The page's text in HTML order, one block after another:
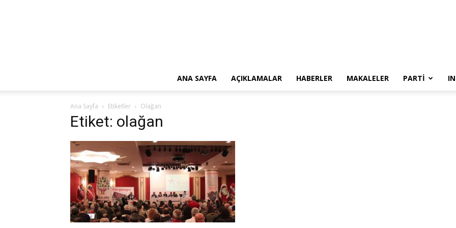
ANA SAYFA AÇIKLAMALAR HABERLER MAKALELER PARTI
Ana Sayfa Etiketler Olağan
Etiket: olağan